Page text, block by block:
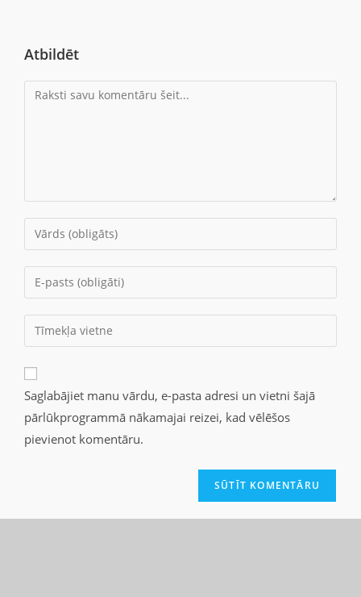
Atbildēt
Saglabājiet manu vārdu, e-pasta adresi un vietni šajā
pārlūkprogrammā nākamajai reizei, kad vēlēšos
pievienot komentāru.